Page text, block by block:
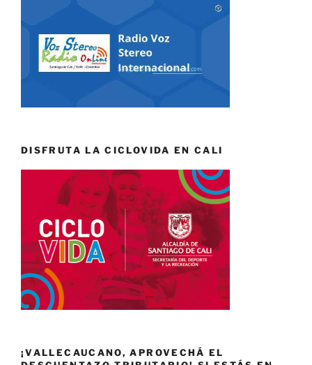
DISFRUTA LA CICLOVIDA EN CALI
¡VALLECAUCANO, APROVECHÁ EL